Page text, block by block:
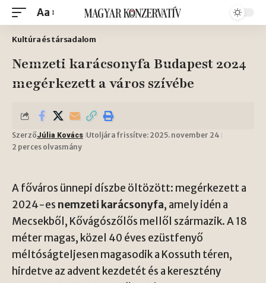
Aa
Kultúra és társadalom
Nemzeti karácsonyfa Budapest 2024
megérkezett a város szívébe
SzerzőJúlia Kovács Utoljára frissítve: 2025. november 24
2 perces olvasmány
A főváros ünnepi díszbe öltözött: megérkezett a
2024-es nemzeti karácsonyfa, amely idén a
Mecsekből, Kővágószőlős mellől származik. A 18
méter magas, közel 40 éves ezüstfenyő
méltóságteljesen magasodik a Kossuth téren,
hirdetve az advent kezdetét és a keresztény